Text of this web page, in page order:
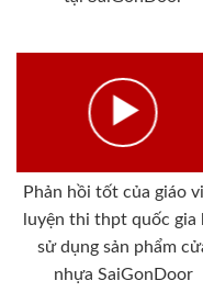
Phản hồi tốt của giáo
luyện thi thpt quốc gia
sử dụng sản phẩm
nhựa SaiGonDoor